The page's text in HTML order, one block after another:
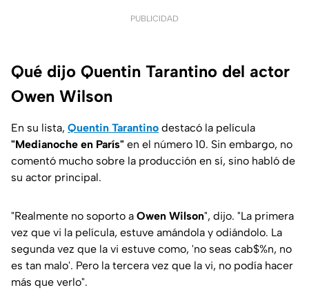
PUBLICIDAD
Qué dijo Quentin Tarantino del actor
Owen Wilson
En su lista, Quentin Tarantino destacó la película
"Medianoche en París" en el número 10. Sin embargo, no
comentó mucho sobre la producción en sí, sino habló de
su actor principal.
"Realmente no soporto a Owen Wilson", dijo. "La primera
vez que vi la película, estuve amándola y odiándolo. La
segunda vez que la vi estuve como, 'no seas cab$%n, no
es tan malo'. Pero la tercera vez que la vi, no podía hacer
más que verlo".